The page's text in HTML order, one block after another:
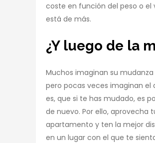
coste en función del peso o
está de más.
¿Y luego de la
Muchos imaginan su
pero pocas veces imaginan el
es, que si te has mudado, es
de nuevo. Por ello, aprovecha
apartamento y ten la mejor
en un lugar con el que te